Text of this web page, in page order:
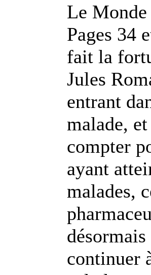
Le
Pages 34
fait la
Jules
entrant
malade,
compter
ayant
malades,
continuer